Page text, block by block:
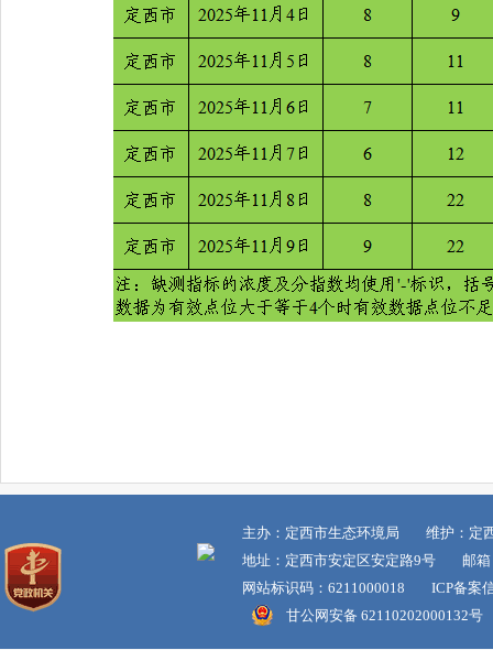
主办：定西市生态环境局 维护：定
地址：定西市安定区安定路9号 邮箱
网站标识码：6211000018 ICP备案
甘公网安备 62110202000132号